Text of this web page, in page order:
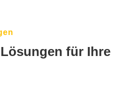
für Ihre